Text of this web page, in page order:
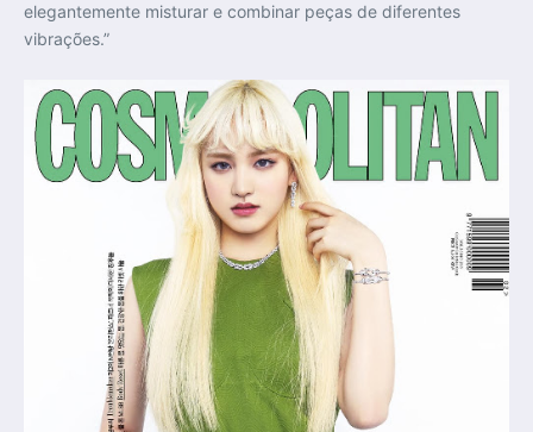
elegantemente misturar e combinar peças de diferentes
vibrações.”